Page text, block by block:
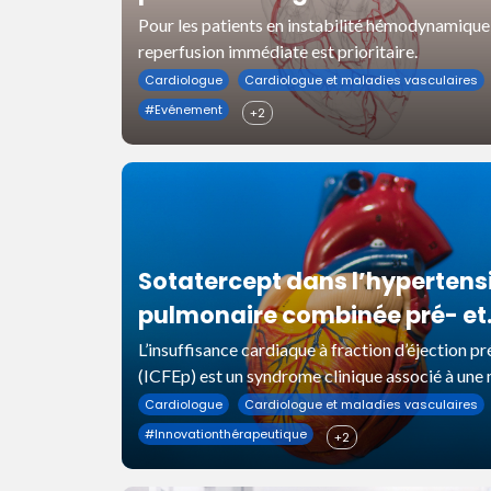
pulmonaire
Pour les patients en instabilité
reperfusion immédiate est prioritaire.
Cardiologue
Cardiologue et maladies vasculaires
#Evénement +2
Sotatercept dans
pulmonaire combinée pré- et
postcapillaire associée à
l’insuffisance cardiaque à
fraction d’éjection préservée
L’insuffisance cardiaque à fraction d’éjection
(ICFEp) est un syndrome clinique associé à
mortalité élevée.
Cardiologue
Cardiologue et maladies vasculaires
#Innovationthérapeutique +2